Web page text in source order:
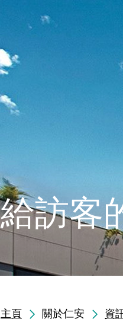
給訪客
主頁 關於仁安 資